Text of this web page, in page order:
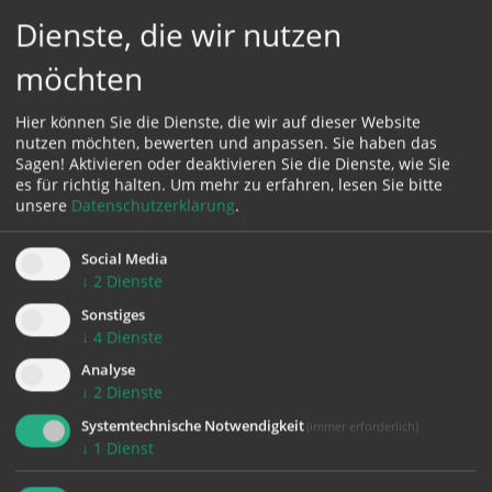
Dienste, die wir nutzen
möchten
Hier können Sie die Dienste, die wir auf dieser Website
nutzen möchten, bewerten und anpassen. Sie haben das
Sagen! Aktivieren oder deaktivieren Sie die Dienste, wie Sie
es für richtig halten. Um mehr zu erfahren, lesen Sie bitte
unsere Datenschutzerklärung.
Social Media
↓ 2 Dienste
Sonstiges
↓ 4 Dienste
Analyse
↓ 2 Dienste
Systemtechnische Notwendigkeit (immer erforderlich)
↓ 1 Dienst